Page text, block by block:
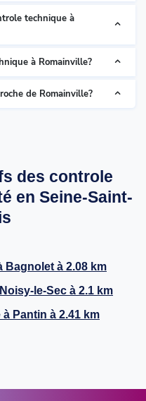
technique à
à Romainville?
de Romainville?
des controle
en Seine-Saint-
Bagnolet à 2.08 km
Noisy-le-Sec à 2.1 km
à Pantin à 2.41 km